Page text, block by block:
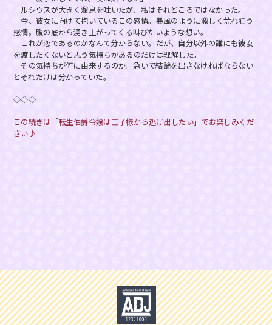
ルシウスが大きく溜息を吐いたが、私はそれどころではなかった。
今、彼女に向けて抱いているこの感情。暴風のように激しく荒れ狂う
感情。腹の底から湧き上がってくる叫びたいような想い。
これが恋であるのかなんて分からない。だが、自分以外の誰にも彼女
を渡したくないと思う気持ちがあるのだけは理解した。
その気持ちが何に由来するのか。急いで結論を出さなければならない
とそれだけは分かっていた。
◇◇◇
この続きは「転生伯爵令嬢は王子様から逃げ出したい」でお楽しみくだ
さい♪